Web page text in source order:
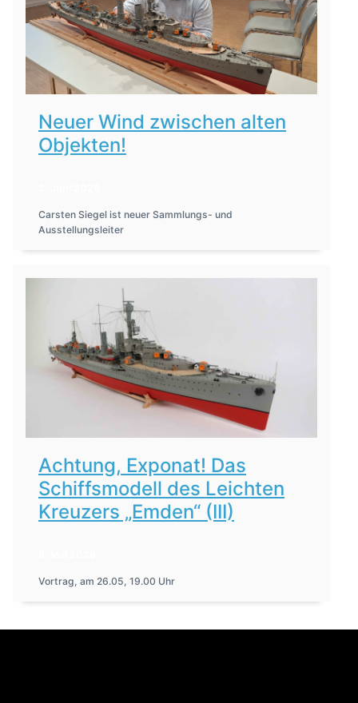
Neuer Wind zwischen alten
Objekten!
Carsten Siegel ist neuer Sammlungs- und
Ausstellungsleiter
Achtung, Exponat! Das
Schiffsmodell des Leichten
Kreuzers „Emden“ (III)
Vortrag, am 26.05, 19.00 Uhr